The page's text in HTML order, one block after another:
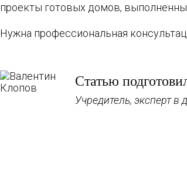
проекты готовых домов,
Нужна профессиональная
Статью
Учредитель, эксперт